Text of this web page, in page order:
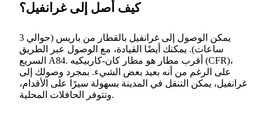
كيف أصل إلى غرانفيل؟
يمكن الوصول إلى غرانفيل بالقطار من باريس (حوالي 3
ساعات). يمكنك أيضًا القيادة، مع الوصول عبر الطريق
السريع A84. أقرب مطار هو مطار كان-كاربيكيه (CFR)،
على الرغم من أنه بعيد بعض الشيء. بمجرد وصولك إلى
غرانفيل، يمكن التنقل في المدينة بسهولة سيرًا على الأقدام،
وتتوفر الحافلات المحلية.